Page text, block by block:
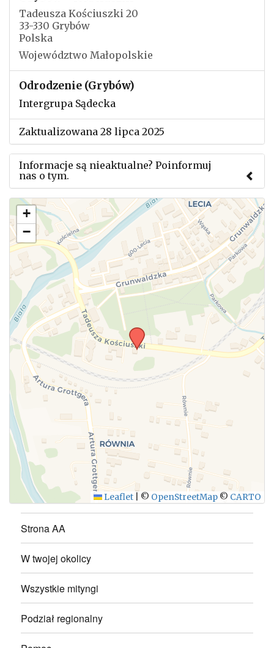
Tadeusza Kościuszki 20
33-330 Grybów
Polska
Województwo Małopolskie
Odrodzenie (Grybów)
Intergrupa Sądecka
Zaktualizowana 28 lipca 2025
Informacje są nieaktualne? Poinformuj
nas o tym.
Użyj tego formularza aby przesłać informację o
zmianach w powyższym mityngu.
WYŚLIJ
+
−
Leaflet © OpenStreetMap © CARTO
Strona AA
W twojej okolicy
Wszystkie mityngi
Podział regionalny